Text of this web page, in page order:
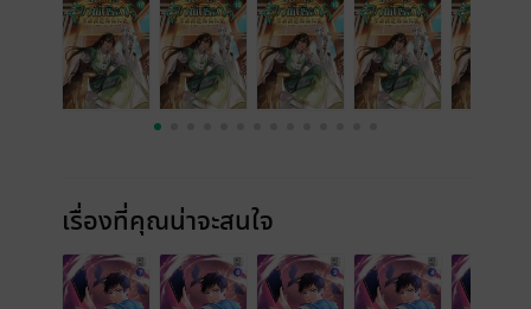
เรื่องที่คุณน่าจะสนใจ